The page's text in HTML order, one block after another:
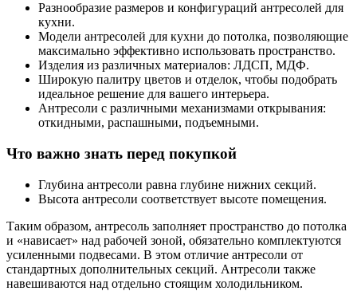
Разнообразие размеров и конфигураций антресолей для
кухни.
Модели антресолей для кухни до потолка, позволяющие
максимально эффективно использовать пространство.
Изделия из различных материалов: ЛДСП, МДФ.
Широкую палитру цветов и отделок, чтобы подобрать
идеальное решение для вашего интерьера.
Антресоли с различными механизмами открывания:
откидными, распашными, подъемными.
Что важно знать перед покупкой
Глубина антресоли равна глубине нижних секций.
Высота антресоли соответствует высоте помещения.
Таким образом, антресоль заполняет пространство до потолка
и «нависает» над рабочей зоной, обязательно комплектуются
усиленными подвесами. В этом отличие антресоли от
стандартных дополнительных секций. Антресоли также
навешиваются над отдельно стоящим холодильником.